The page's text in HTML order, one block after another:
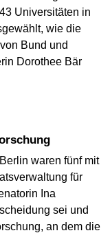
Universitäten in
wie die
Bund und
Dorothee Bär
waren fünf mit
für
Ina
sei und
an dem die